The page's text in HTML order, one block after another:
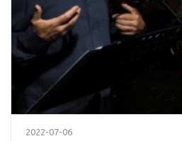
2022-07-06